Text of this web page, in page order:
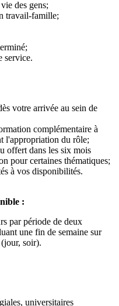
des gens;
travail-famille;
service.
votre arrivée au sein de
complémentaire à
l'appropriation du rôle;
offert dans les six mois
pour certaines thématiques;
à vos disponibilités.
:
par période de deux
une fin de semaine sur
soir).
universitaires